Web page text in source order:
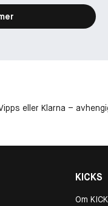
eller Klarna –
KICKS
Om